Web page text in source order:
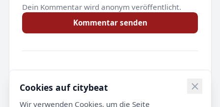
Dein Kommentar wird anonym veröffentlicht.
Kommentar senden
Noch keine Kommentare.
Cookies auf citybeat
Wir verwenden Cookies, um die Seite